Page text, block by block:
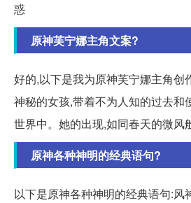
惑
原神芙宁娜主角文案?
好的,以下是我为原神芙宁娜主角创
神秘的女孩,带着不为人知的过去和
世界中。她的出现,如同春天的微风
原神各种神明的经典语句?
以下是原神各种神明的经典语句:风